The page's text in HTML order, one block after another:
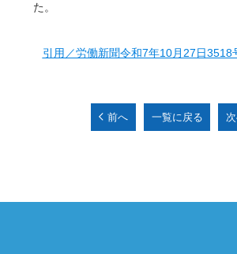
た。
引用／労働新聞令和7年10月27日3518
前へ 一覧に戻る